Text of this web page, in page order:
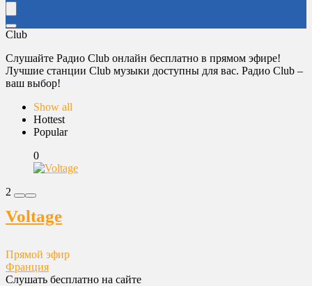
Club
Слушайте Радио Club онлайн бесплатно в прямом эфире!
Лучшие станции Club музыки доступны для вас. Радио Club –
ваш выбор!
Show all
Hottest
Popular
0
2
Voltage
Прямой эфир
Франция
Слушать бесплатно на сайте